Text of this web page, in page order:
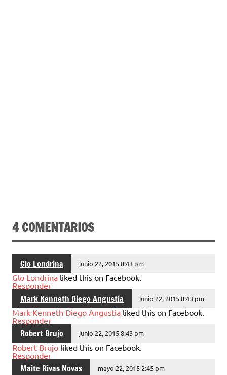
4 COMENTARIOS
Glo Londrina junio 22, 2015 8:43 pm
Glo Londrina liked this on Facebook.
Responder
Mark Kenneth Diego Angustia junio 22, 2015 8:43 pm
Mark Kenneth Diego Angustia liked this on Facebook.
Responder
Robert Brujo junio 22, 2015 8:43 pm
Robert Brujo liked this on Facebook.
Responder
Maite Rivas Novas mayo 22, 2015 2:45 pm